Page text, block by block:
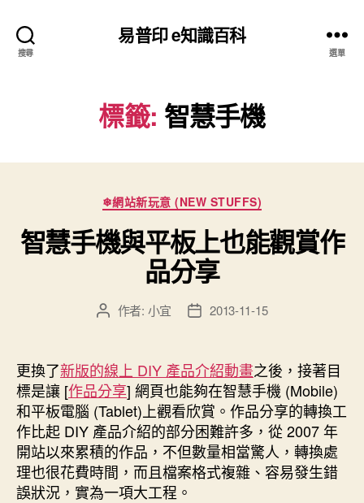
搜尋
易普印 e知識百科
選單
標籤: 智慧手機
分
類
❄網站新玩意 (NEW STUFFS)
智慧手機與平板上也能觀賞作
品分享
文
者
作者: 小宜
文
佈
日
期
2013-11-15
更換了新版的線上 DIY 產品介紹動畫之後，接著目
標是讓 [作品分享] 網頁也能夠在智慧手機 (Mobile)
和平板電腦 (Tablet)上觀看欣賞。作品分享的轉換工
作比起 DIY 產品介紹的部分困難許多，從 2007 年
開站以來累積的作品，不但數量相當驚人，轉換處
理也很花費時間，而且檔案格式複雜、容易發生錯
誤狀況，實為一項大工程。